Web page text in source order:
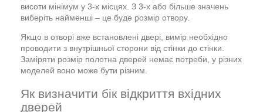
висоти мінімум у 3-х місцях. З 3-х або більше значень
виберіть найменші – це буде розмір отвору.
Якщо в отворі вже встановлені двері, вимір необхідно
проводити з внутрішньої сторони від стінки до стінки.
Заміряти розмір полотна дверей немає потреби, у різних
моделей воно може бути різним.
Як визначити бік відкриття вхідних
дверей